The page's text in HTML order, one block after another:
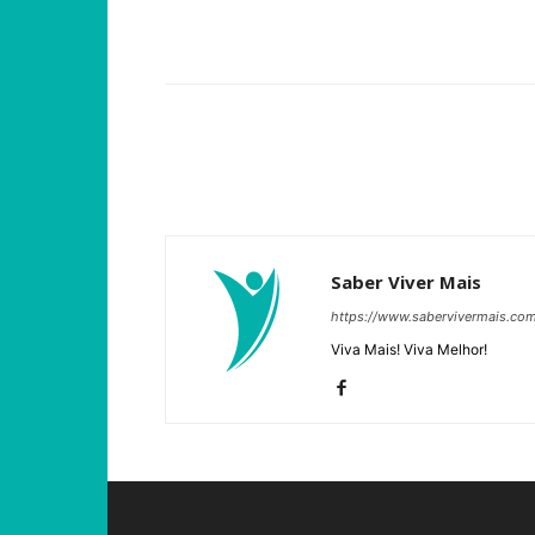
Saber Viver Mais
https://
Viva Mais! Viva Melhor!